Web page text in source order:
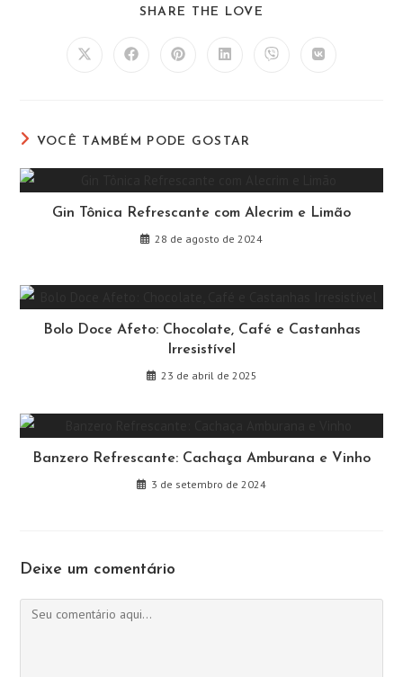
SHARE THE LOVE
Abre Abre Abre Abre Abre Abre
VOCÊ TAMBÉM PODE GOSTAR
Gin Tônica Refrescante com Alecrim e Limão
28 de agosto de 2024
Bolo Doce Afeto: Chocolate, Café e Castanhas
Irresistível
23 de abril de 2025
Banzero Refrescante: Cachaça Amburana e Vinho
3 de setembro de 2024
Deixe um comentário
Comentário